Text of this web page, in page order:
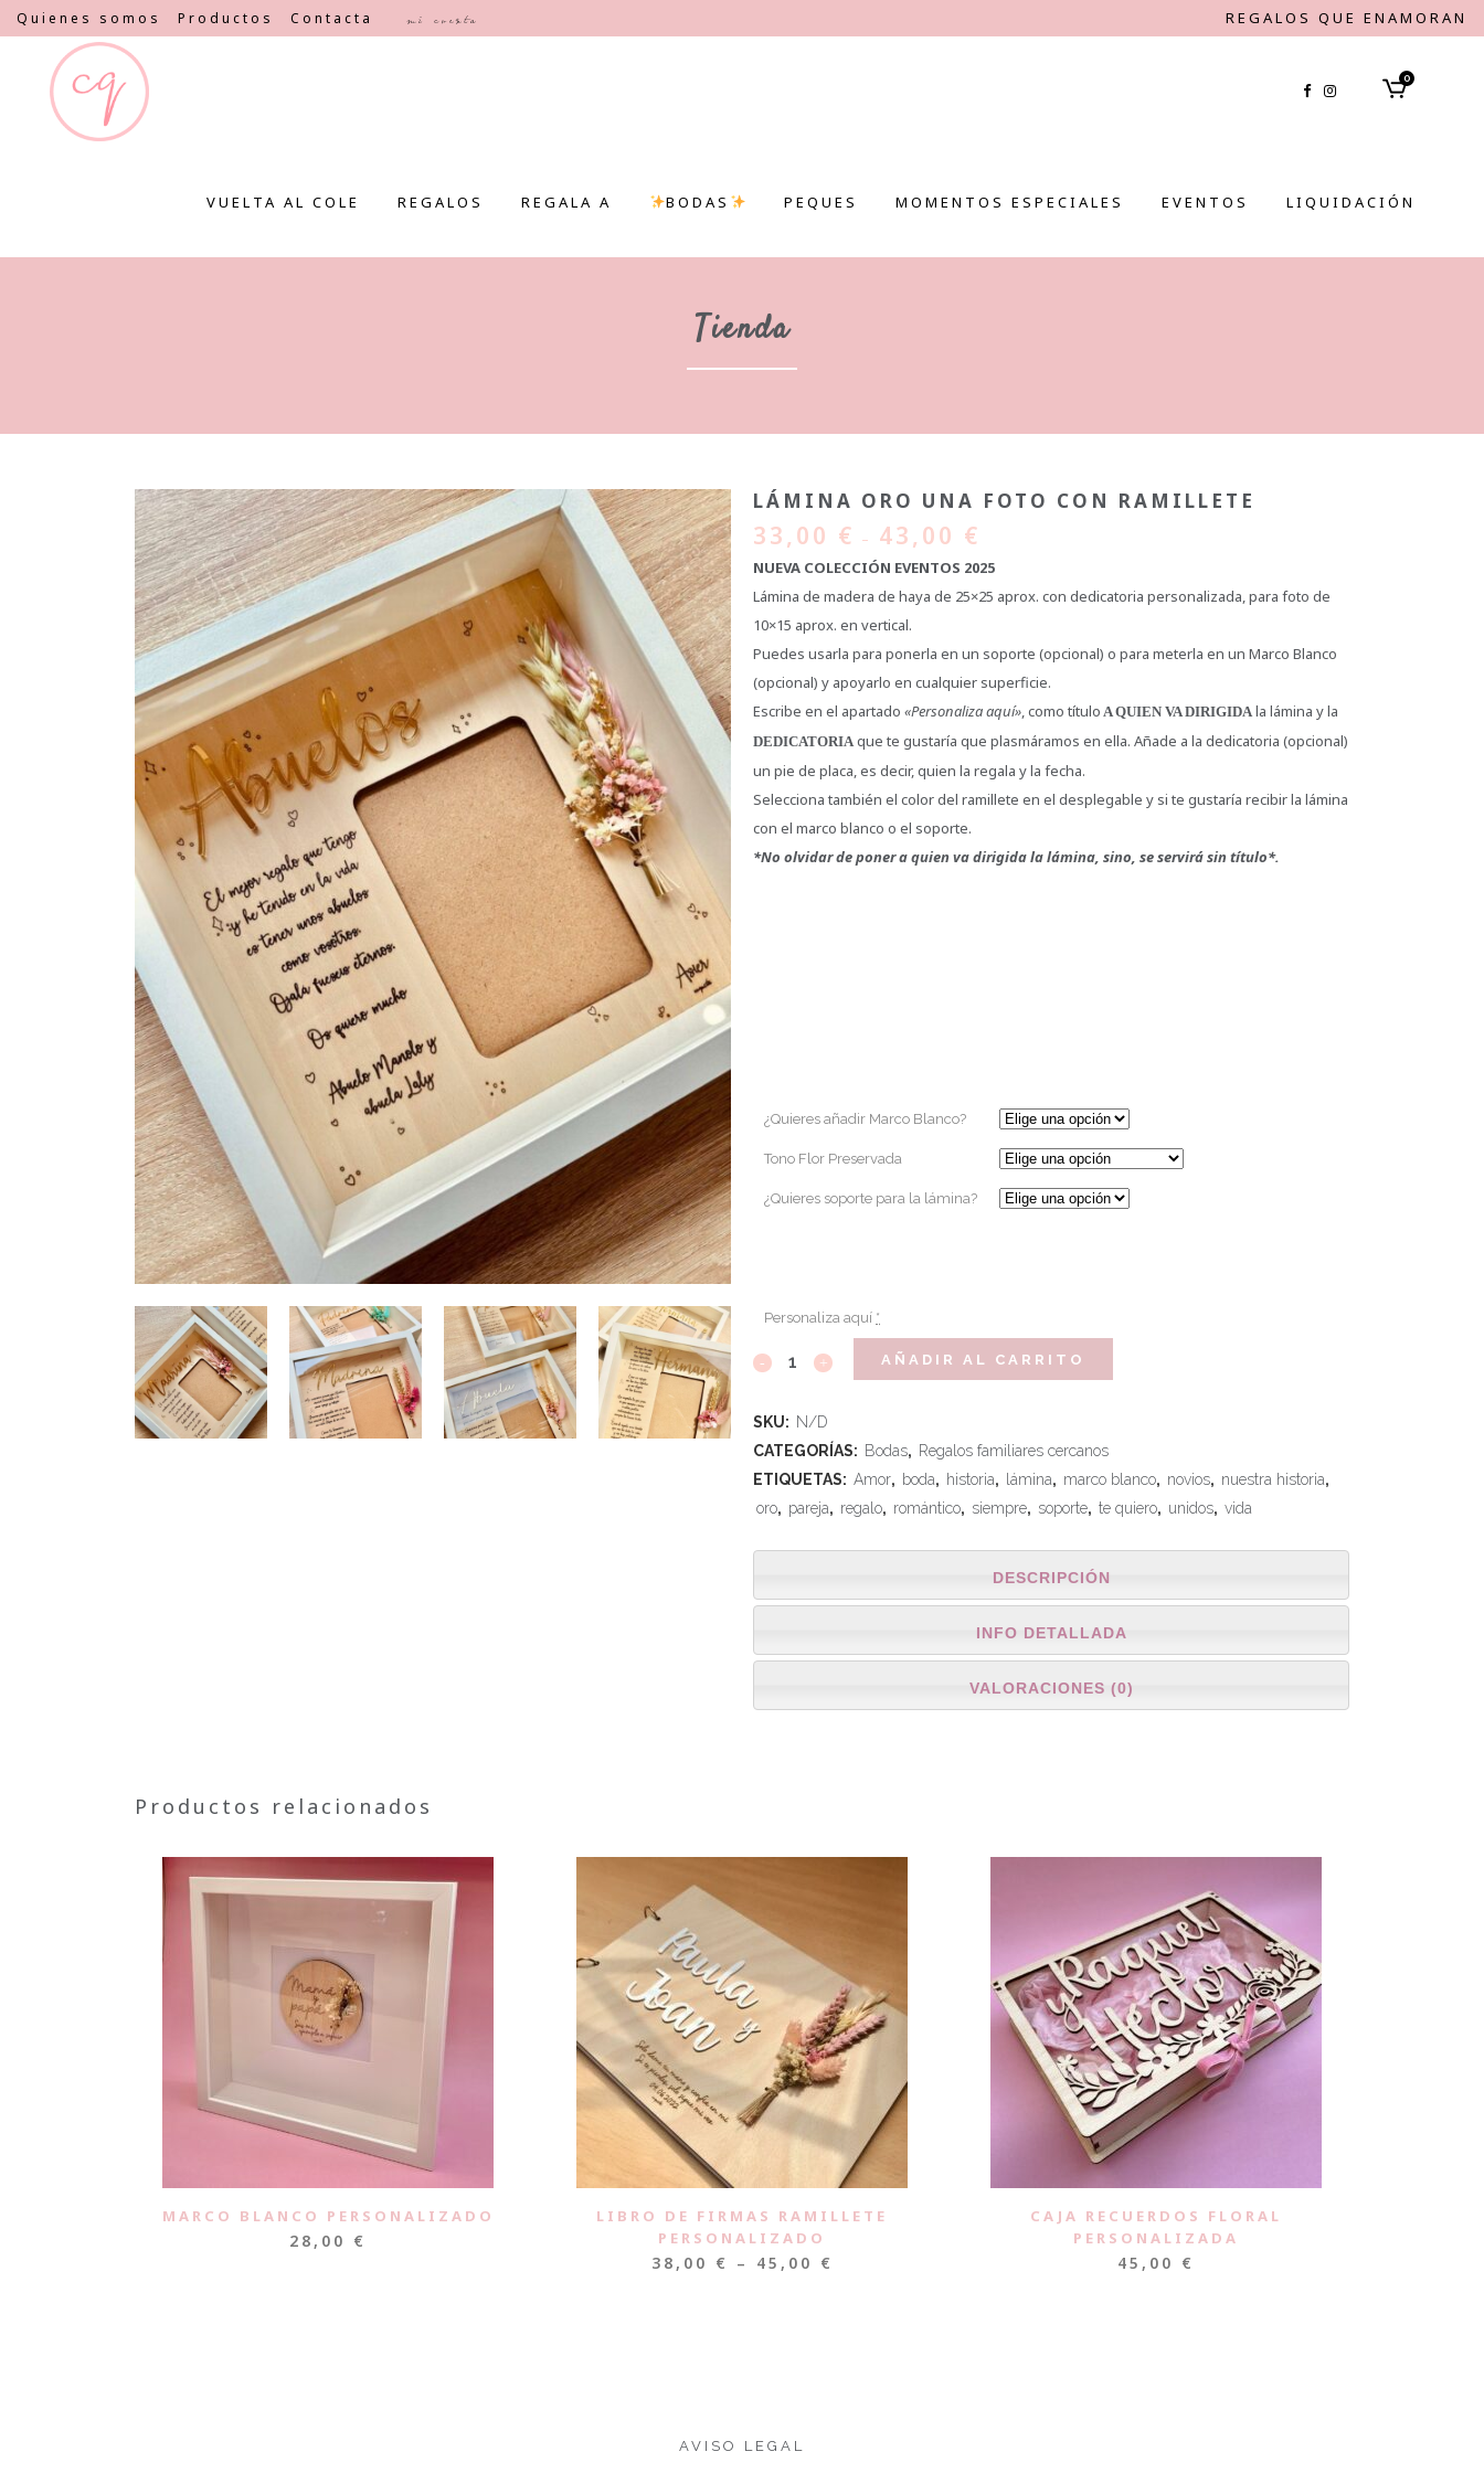
Quienes somos Productos Contacta Mi cuenta REGALOS QUE ENAMORAN
0
VUELTA AL COLE REGALOS REGALA A BODAS PEQUES MOMENTOS ESPECIALES EVENTOS LIQUIDACIÓN
Tienda
LÁMINA ORO UNA FOTO CON RAMILLETE
33,00 € – 43,00 €
NUEVA COLECCIÓN EVENTOS 2025
Lámina de madera de haya de 25×25 aprox. con dedicatoria personalizada, para foto de
10×15 aprox. en vertical.
Puedes usarla para ponerla en un soporte (opcional) o para meterla en un Marco Blanco
(opcional) y apoyarlo en cualquier superficie.
Escribe en el apartado «Personaliza aquí», como título A QUIEN VA DIRIGIDAla lámina y la
DEDICATORIAque te gustaría que plasmáramos en ella. Añade a la dedicatoria (opcional)
un pie de placa, es decir, quien la regala y la fecha.
Selecciona también el color del ramillete en el desplegable y si te gustaría recibir la lámina
con el marco blanco o el soporte.
*No olvidar de poner a quien va dirigida la lámina, sino, se servirá sin título*.
¿Quieres añadir Marco Blanco?
Tono Flor Preservada
¿Quieres soporte para la lámina?
Personaliza aquí *
AÑADIR AL CARRITO
SKU: N/D
CATEGORÍAS: Bodas, Regalos familiares cercanos
ETIQUETAS: Amor, boda, historia, lámina, marco blanco, novios, nuestra historia,
oro, pareja, regalo, romántico, siempre, soporte, te quiero, unidos, vida
DESCRIPCIÓN
INFO DETALLADA
VALORACIONES (0)
Productos relacionados
MARCO BLANCO PERSONALIZADO
28,00 €
LIBRO DE FIRMAS RAMILLETE
PERSONALIZADO
38,00 € – 45,00 €
CAJA RECUERDOS FLORAL
PERSONALIZADA
45,00 €
AVISO LEGAL